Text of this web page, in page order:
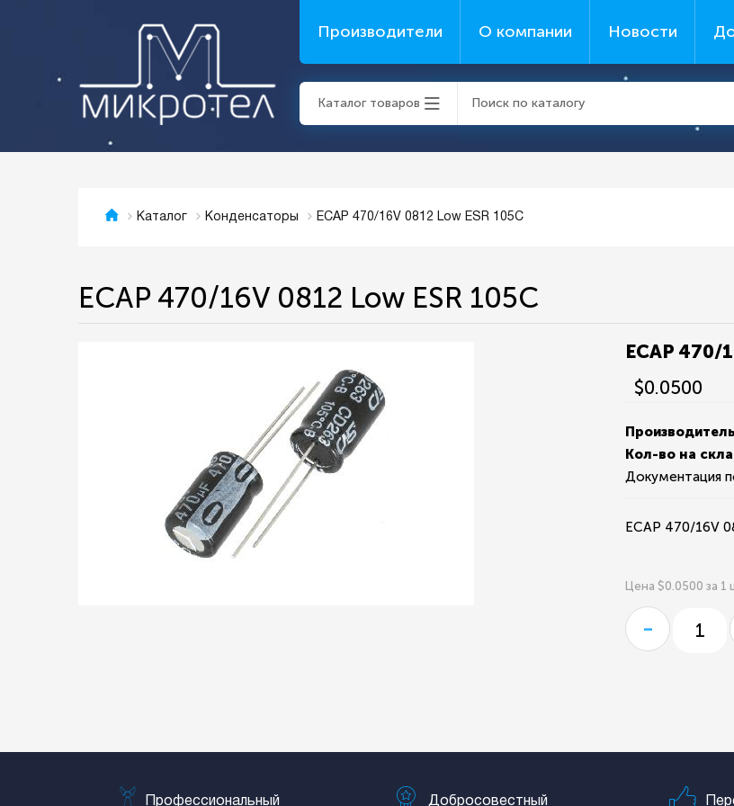
Производители О компании Новости
Каталог товаров
Каталог Конденсаторы ECAP 470/16V 0812 Low ESR 105C
ECAP 470/16V 0812 Low ESR 105C
ECAP 470/
$0.0500
Кол-во на
Документация
ECAP 470/16V
Цена $0.0500 за 1
-
Профессиональный Добросовестный